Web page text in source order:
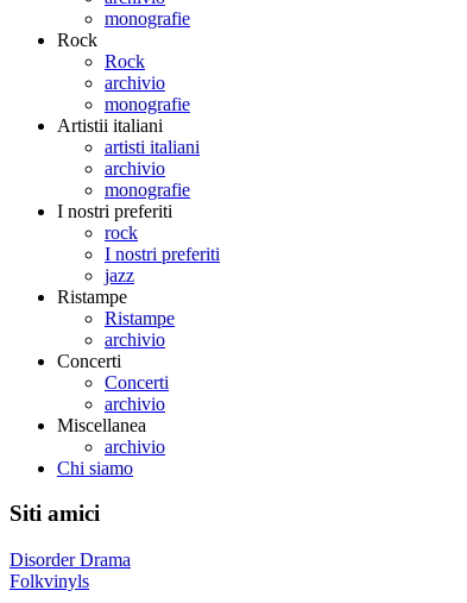
monografie
Rock
Rock
archivio
monografie
Artistii italiani
artisti italiani
archivio
monografie
I nostri preferiti
rock
I nostri preferiti
jazz
Ristampe
Ristampe
archivio
Concerti
Concerti
archivio
Miscellanea
archivio
Chi siamo
Siti amici
Disorder Drama
Folkvinyls